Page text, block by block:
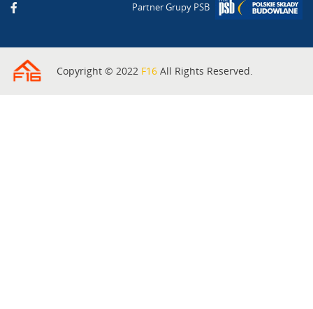
Partner Grupy PSB
Copyright © 2022 F16 All Rights Reserved.